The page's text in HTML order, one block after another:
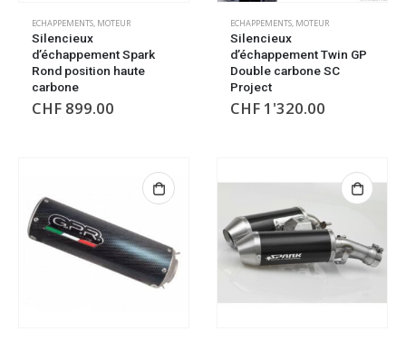
ECHAPPEMENTS, MOTEUR
Silencieux
d’échappement Spark
Rond position haute
carbone
CHF 899.00
ECHAPPEMENTS, MOTEUR
Silencieux
d’échappement Twin GP
Double carbone SC
Project
CHF 1'320.00